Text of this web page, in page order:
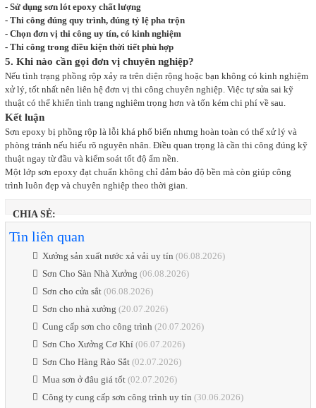
- Sử dụng sơn lót epoxy chất lượng
- Thi công đúng quy trình, đúng tỷ lệ pha trộn
- Chọn đơn vị thi công uy tín, có kinh nghiệm
- Thi công trong điều kiện thời tiết phù hợp
5. Khi nào cần gọi đơn vị chuyên nghiệp?
Nếu tình trạng phồng rộp xảy ra trên diện rộng hoặc bạn không có kinh nghiệm
xử lý, tốt nhất nên liên hệ đơn vị thi công chuyên nghiệp. Việc tự sửa sai kỹ
thuật có thể khiến tình trạng nghiêm trọng hơn và tốn kém chi phí về sau.
Kết luận
Sơn epoxy bị phồng rộp là lỗi khá phổ biến nhưng hoàn toàn có thể xử lý và
phòng tránh nếu hiểu rõ nguyên nhân. Điều quan trọng là cần thi công đúng kỹ
thuật ngay từ đầu và kiểm soát tốt độ ẩm nền.
Một lớp sơn epoxy đạt chuẩn không chỉ đảm bảo độ bền mà còn giúp công
trình luôn đẹp và chuyên nghiệp theo thời gian.
CHIA SẺ:
Tin liên quan
Xưởng sản xuất nước xả vải uy tín (06.08.2026)
Sơn Cho Sàn Nhà Xưởng (06.08.2026)
Sơn cho cửa sắt(06.08.2026)
Sơn cho nhà xưởng (20.07.2026)
Cung cấp sơn cho công trình (20.07.2026)
Sơn Cho Xưởng Cơ Khí(06.07.2026)
Sơn Cho Hàng Rào Sắt(02.07.2026)
Mua sơn ở đâu giá tốt(02.07.2026)
Công ty cung cấp sơn công trình uy tín (30.06.2026)